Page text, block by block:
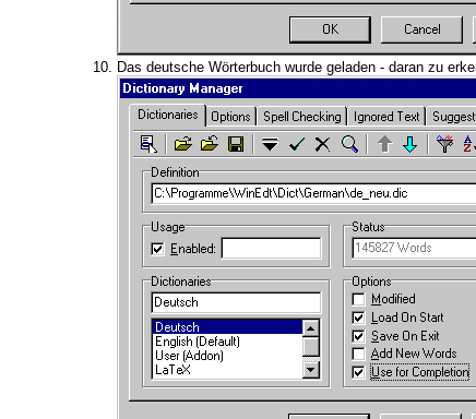
Das deutsche Wörterbuch wurde geladen - daran zu